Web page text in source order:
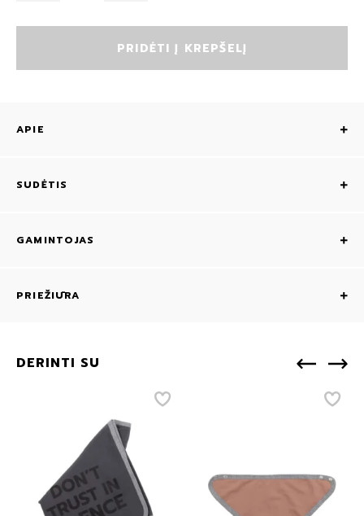
PRIDĖTI Į KREPŠELĮ
APIE
SUDĖTIS
GAMINTOJAS
PRIEŽIŪRA
DERINTI SU